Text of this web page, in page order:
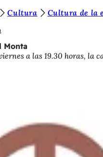
Cultura Cultura de la
Monta
a las 19.30 horas,